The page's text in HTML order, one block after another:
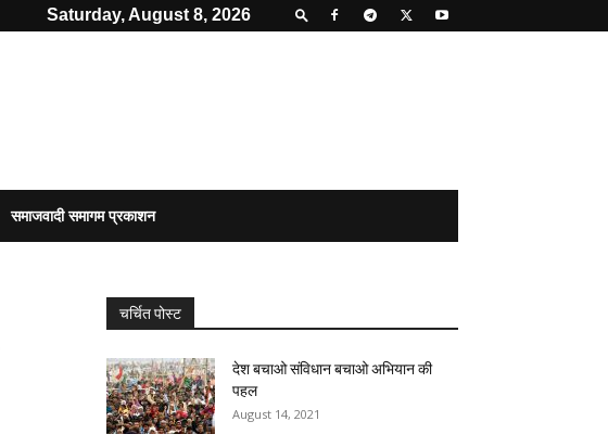
Saturday, August 8, 2026
समाजवादी समागम प्रकाशन
चर्चित पोस्ट
देश बचाओ संविधान बचाओ अभियान की
पहल
August 14, 2021